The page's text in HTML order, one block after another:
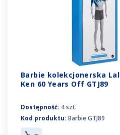
Barbie kolekcjonerska
Ken 60 Years Off GTJ89
Dostępność: 4 szt.
Kod produktu: Barbie GTJ89